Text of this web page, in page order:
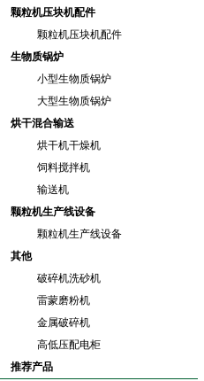
颗粒机压块机配件
颗粒机压块机配件
生物质锅炉
小型生物质锅炉
大型生物质锅炉
烘干混合输送
烘干机干燥机
饲料搅拌机
输送机
颗粒机生产线设备
颗粒机生产线设备
其他
破碎机洗砂机
雷蒙磨粉机
金属破碎机
高低压配电柜
推荐产品